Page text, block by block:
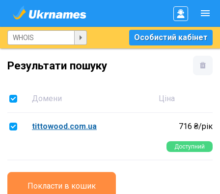
Особистий кабінет
Результати пошуку
Домени Ціна
tittowood.com.ua 716 ₴/рік
Доступний
Покласти в кошик